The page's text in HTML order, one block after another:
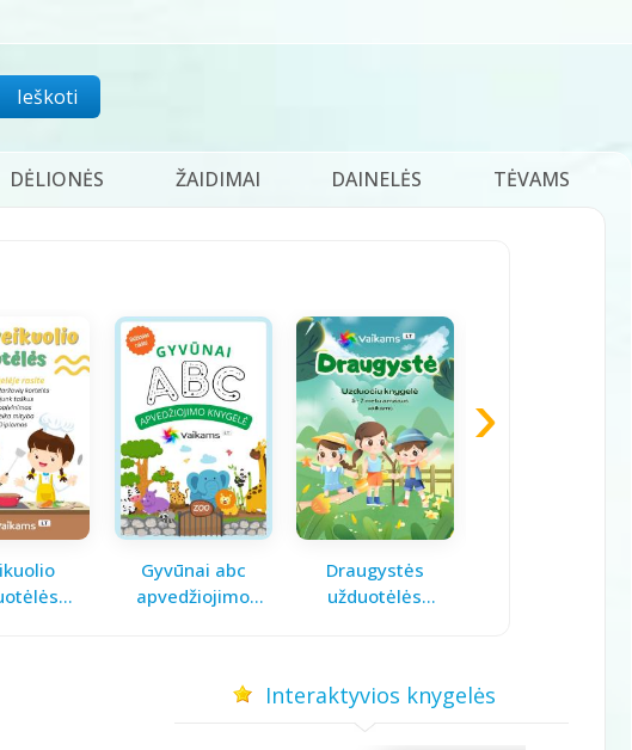
Ieškoti
DĖLIONĖS ŽAIDIMAI DAINELĖS TĖVAMS
Gyvūnai abc
apvedžiojimo
Draugystės
užduotėlės
Interaktyvios knygelės